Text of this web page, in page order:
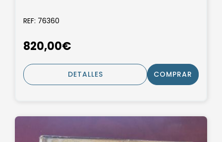
REF: 76360
820,00€
DETALLES COMPRAR